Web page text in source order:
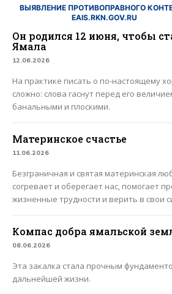
ВЫЯВЛЕНИЕ ПРОТИВОПРАВНОГО
EAIS.RKN.GOV.RU
Он родился 12 июня, чтобы
Ямала
12.06.2026
На практике писать о по-настоящему
сложно: слова гаснут перед его
банальными и плоскими.
Материнское счастье
11.06.2026
Безграничная и святая материнская
согревает и оберегает нас, помогает
жизненные трудности и верить в свои
Компас добра ямальской
08.06.2026
Эта закалка стала прочным
дальнейшей жизни.